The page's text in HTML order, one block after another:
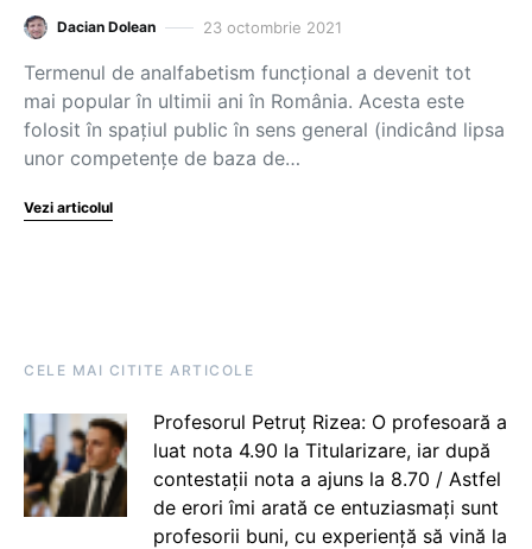
Dacian Dolean 23 octombrie 2021
Termenul de analfabetism funcțional a devenit tot
mai popular în ultimii ani în România. Acesta este
folosit în spațiul public în sens general (indicând lipsa
unor competențe de baza de…
Vezi articolul
CELE MAI CITITE ARTICOLE
Profesorul Petruț Rizea: O profesoară a
luat nota 4.90 la Titularizare, iar după
contestații nota a ajuns la 8.70 / Astfel
de erori îmi arată ce entuziasmați sunt
profesorii buni, cu experiență să vină la